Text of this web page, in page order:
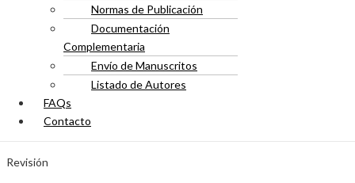
Normas de Publicación
Documentación
Complementaria
Envío de Manuscritos
Listado de Autores
FAQs
Contacto
Revisión